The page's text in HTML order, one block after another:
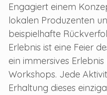
Engagiert einem
lokalen Produzenten
beispielhafte
Erlebnis ist eine Feier
ein immersives
Workshops. Jede
Erhaltung dieses